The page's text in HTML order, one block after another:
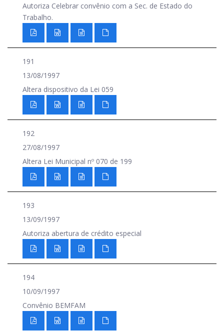
Autoriza Celebrar convênio com a Sec. de Estado do
Trabalho.
191
13/08/1997
Altera dispositivo da Lei 059
192
27/08/1997
Altera Lei Municipal nº 070 de 199
193
13/09/1997
Autoriza abertura de crédito especial
194
10/09/1997
Convênio BEMFAM